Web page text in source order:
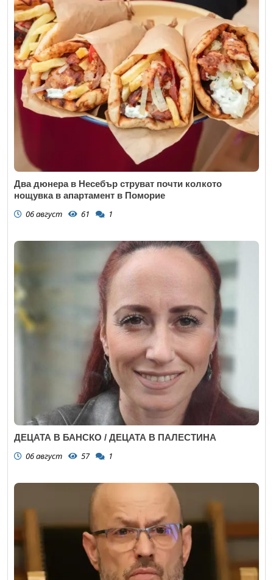
Два дюнера в Несебър струват почти колкото
нощувка в апартамент в Поморие
06 август 61 1
ДЕЦАТА В БАНСКО / ДЕЦАТА В ПАЛЕСТИНА
06 август 57 1